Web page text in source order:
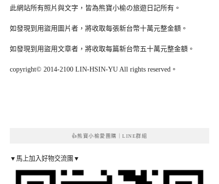
此網站所有照片與文字，皆為熊寶小榆の旅遊日記所有。
如發現到用盜用圖片者，將收取每張新台幣十萬元整金額。
如發現到用盜用文章者，將收取每篇新台幣五十萬元整金額。
copyright© 2014-2100 LIN-HSIN-YU All rights reserved。
👍熊寶小榆愛團購｜LINE群組
▼馬上加入好物交流團▼